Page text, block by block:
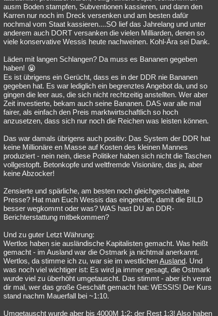
ausm Boden stampfen, Subventionen kassieren, und dann den
Karren nur noch im Dreck versenken und am besten dafür
nochmal vom Staat kassieren....SO lief das Jahrelang und unter
anderem auch DORT versanken die vielen Milliarden, denen so
viele konservative Wessis heute nachweinen. Kohl-Ära sei Dank.
Läden mit langen Schlangen? Da muss es Bananen gegeben
haben!
Es ist übrigens ein Gerücht, dass es in der DDR nie Bananen
gegeben hat. Es war lediglich ein begrenztes Angebot da, und so
gingen die leer aus, die sich nicht rechtzeitig anstellten. Wer aber
Zeit investierte, bekam auch seine Bananen. DAS war alle mal
fairer, als einfach den Preis marktwirtschaftlich so hoch
anzusetzen, dass sich nur noch die Reichen was leisten können.
Das war damals übrigens auch positiv: Das System der DDR hat
keine Millionäre en Masse auf Kosten des kleinen Mannes
produziert - nein nein, diese Politiker haben sich nicht die Taschen
vollgestopft. Betonkopfe und weltfremde Visionäre, das ja, aber
keine Abzocker!
Zensierte und spärliche, am besten noch gleichgeschaltete
Presse? Hat man Euch Wessis das eingeredet, damit die BILD
besser wegkommt oder was? WAS hast DU an DDR-
Berichterstattung mitbekommen?
Und zu guter Letzt Währung:
Wertlos haben sie ausländische Kapitalisten gemacht. Was heißt
gemacht - im Ausland war die Ostmark ja nichtmal anerkannt.
Wertlos, da stimme ich zu, war sie im westlichenAusland. Und
was noch viel wichtiger ist: Es wird ja immer gesagt, die Ostmark
wurde viel zu überhöht umgetauscht. Das stimmt - aber ich verrat
dir mal, wer das große Geschäft gemacht hat: WESSIS! Der Kurs
stand nachm Mauerfall bei ~1:10.
Umgetauscht wurde aber bis 4000M 1:2; der Rest 1:3! Also haben